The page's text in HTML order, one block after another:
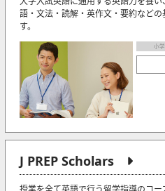
語・文法・読解・英作文・要約など
す。
小
J PREP Scholars